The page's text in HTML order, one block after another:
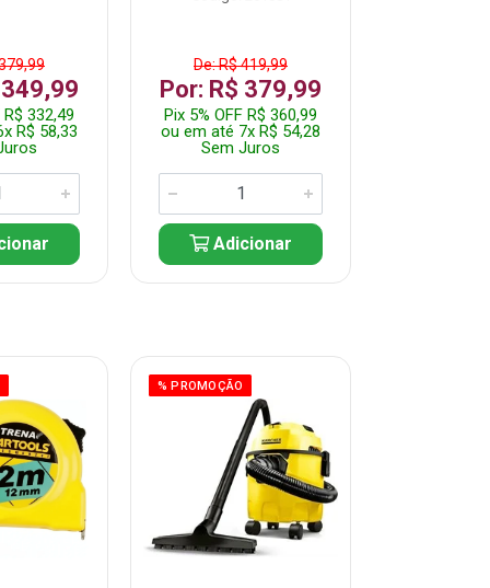
R$ 332,49
R$ 58,33
De: R$ 419,99
Por: R$ 379,99
Pix 5% OFF R$ 360,99
ou em até 7x R$ 54,28
Sem Juros
Adicionar
% PROMOÇÃO